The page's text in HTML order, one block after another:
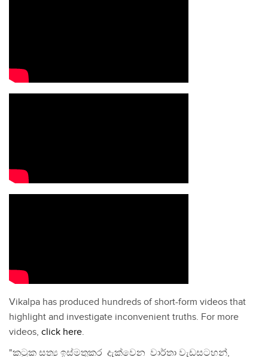
Vikalpa has produced hundreds of short-form videos that
highlight and investigate inconvenient truths. For more
videos, click here.
"කටුක සත්‍ය ඉස්මතුකර දැක්වෙන වාර්තා වැඩසටහන්,